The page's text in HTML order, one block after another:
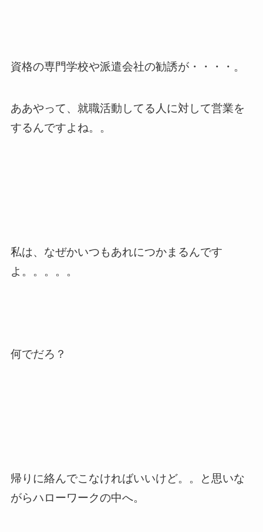
資格の専門学校や派遣会社の勧誘が・・・・。
ああやって、就職活動してる人に対して営業を
するんですよね。。
私は、なぜかいつもあれにつかまるんです
よ。。。。。
何でだろ？
帰りに絡んでこなければいいけど。。と思いな
がらハローワークの中へ。